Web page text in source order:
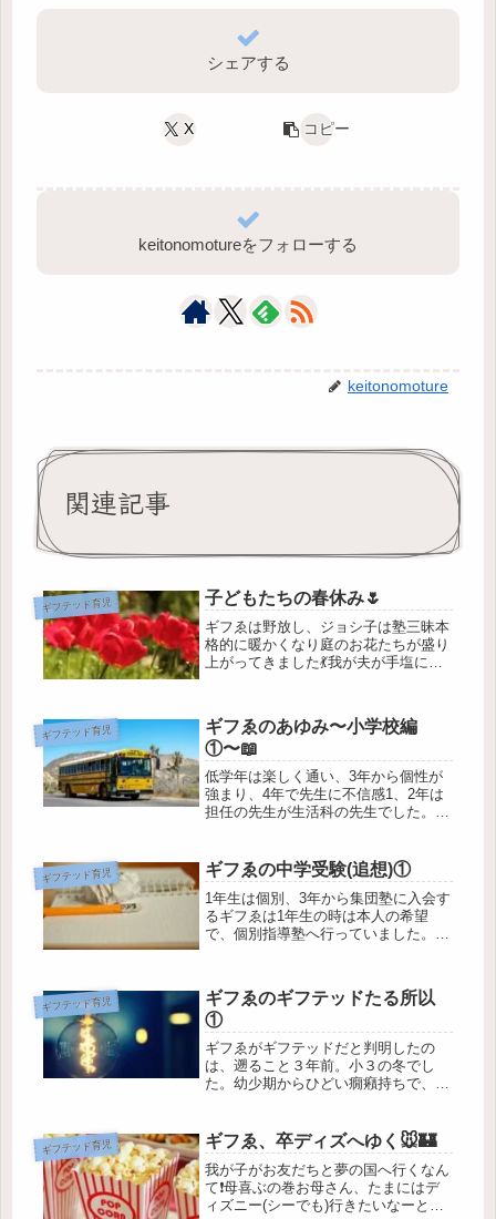
シェアする
X コピー
keitonomotureをフォローする
keitonomoture
関連記事
ギフテッド育児 子どもたちの春休み🌷
ギフゑは野放し、ジョシ子は塾三昧本
格的に暖かくなり庭のお花たちが盛り
上がってきました💃我が夫が手塩にか
にも増して休めないお母さん。どこの
家庭も同じですね😔できることなら一
緒...
ギフテッド育児
ギフゑのあゆみ〜小学校編
①〜📖
低学年は楽しく通い、3年から個性が
強まり、4年で先生に不信感1、2年は
担任の先生が生活科の先生でした。保
配の声も多く聞かれるぐらいやたらと
生活科の授業が多く、先生方がいつ
も...
ギフテッド育児 ギフゑの中学受験(追想)①
1年生は個別、3年から集団塾に入会す
るギフゑは1年生の時は本人の希望
で、個別指導塾へ行っていました。そ
受験する子が多いです🏫ギフゑも受験
するなら入塾は2年冬からかな、とぼ
ん...
ギフテッド育児
ギフゑのギフテッドたる所以
①
ギフゑがギフテッドだと判明したの
は、遡ること３年前。小３の冬でし
た。幼少期からひどい癇癪持ちで、激
う、そもそも原因は？もしかすると、
何か名前のつく特性なのかもしれな
い。それを調...
ギフテッド育児 ギフゑ、卒ディズへゆく🐭🏰
我が子がお友だちと夢の国へ行くなん
て❗️母喜ぶの巻お母さん、たまにはデ
ィズニー(シーでも)行きたいなーと言